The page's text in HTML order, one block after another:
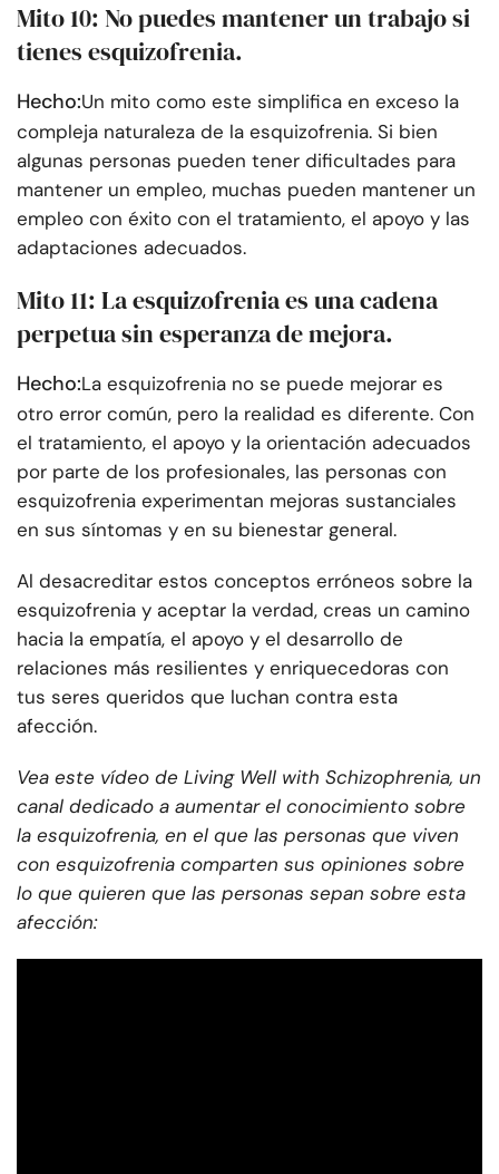
Mito 10: No puedes mantener un trabajo si
tienes esquizofrenia.
Hecho:Un mito como este simplifica en exceso la
compleja naturaleza de la esquizofrenia. Si bien
algunas personas pueden tener dificultades para
mantener un empleo, muchas pueden mantener un
empleo con éxito con el tratamiento, el apoyo y las
adaptaciones adecuados.
Mito 11: La esquizofrenia es una cadena
perpetua sin esperanza de mejora.
Hecho:La esquizofrenia no se puede mejorar es
otro error común, pero la realidad es diferente. Con
el tratamiento, el apoyo y la orientación adecuados
por parte de los profesionales, las personas con
esquizofrenia experimentan mejoras sustanciales
en sus síntomas y en su bienestar general.
Al desacreditar estos conceptos erróneos sobre la
esquizofrenia y aceptar la verdad, creas un camino
hacia la empatía, el apoyo y el desarrollo de
relaciones más resilientes y enriquecedoras con
tus seres queridos que luchan contra esta
afección.
Vea este vídeo de Living Well with Schizophrenia, un
canal dedicado a aumentar el conocimiento sobre
la esquizofrenia, en el que las personas que viven
con esquizofrenia comparten sus opiniones sobre
lo que quieren que las personas sepan sobre esta
afección: